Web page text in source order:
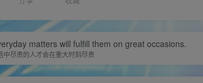
matters will fulfill them on great occasions.
中尽责的人才会在重大时刻尽责